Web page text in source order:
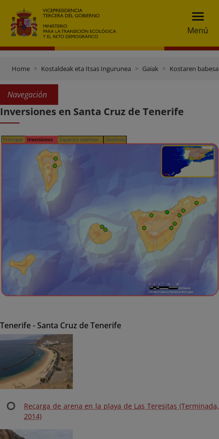
Menú
Home Kostaldeak eta Itsas Ingurunea Gaiak Kostaren babesa
Navegación
Inversiones en Santa Cruz de Tenerife
Tenerife - Santa Cruz de Tenerife
Recarga de arena en la playa de Las Teresitas (Terminada,
2014)